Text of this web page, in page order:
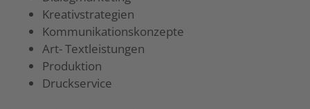
Kreativstrategien
Kommunikationskonzepte
Art- Textleistungen
Produktion
Druckservice